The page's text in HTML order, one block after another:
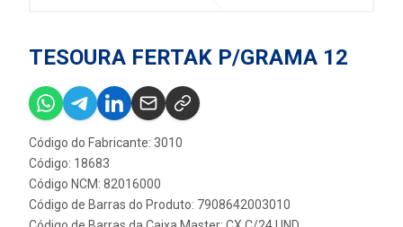
TESOURA FERTAK P/GRAMA 12
Código do Fabricante: 3010
Código: 18683
Código NCM: 82016000
Código de Barras do Produto: 7908642003010